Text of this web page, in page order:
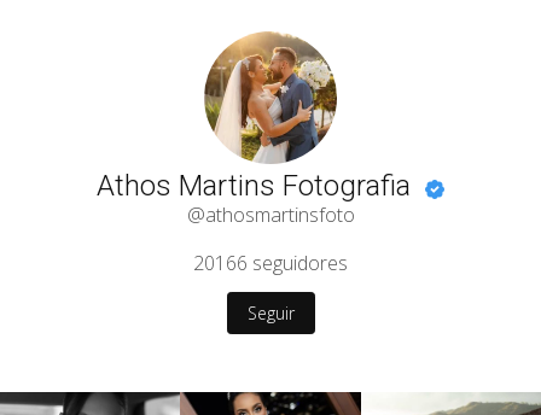
Athos Martins Fotografia
@athosmartinsfoto
20166 seguidores
Seguir